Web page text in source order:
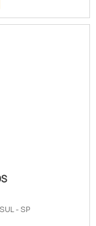
- SP